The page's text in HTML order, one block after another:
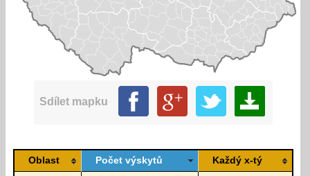
Sdílet mapku
Oblast Počet výskytů Každý x-tý